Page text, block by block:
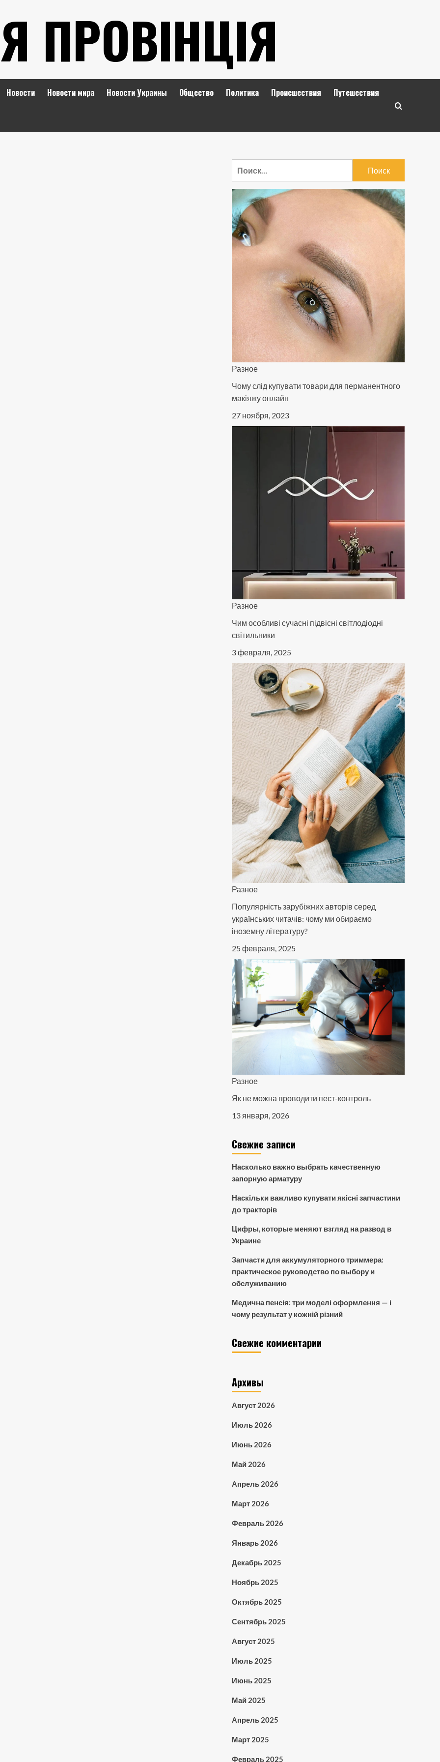
ПРОВІНЦІЯ
Новости Новости мира Новости Украины Общество Политика Происшествия Путешествия
Разное
Чому слід купувати товари для перманентного
макіяжу онлайн
27 ноября, 2023
Разное
Чим особливі сучасні підвісні світлодіодні
світильники
3 февраля, 2025
Разное
Популярність зарубіжних авторів серед
українських читачів: чому ми обираємо
іноземну літературу?
25 февраля, 2025
Разное
Як не можна проводити пест-контроль
13 января, 2026
Свежие записи
Насколько важно выбрать качественную
запорную арматуру
Наскільки важливо купувати якісні запчастини
до тракторів
Цифры, которые меняют взгляд на развод в
Украине
Запчасти для аккумуляторного триммера:
практическое руководство по выбору и
обслуживанию
Медична пенсія: три моделі оформлення — і
чому результат у кожній різний
Свежие комментарии
Архивы
Август 2026
Июль 2026
Июнь 2026
Май 2026
Апрель 2026
Март 2026
Февраль 2026
Январь 2026
Декабрь 2025
Ноябрь 2025
Октябрь 2025
Сентябрь 2025
Август 2025
Июль 2025
Июнь 2025
Май 2025
Апрель 2025
Март 2025
Февраль 2025